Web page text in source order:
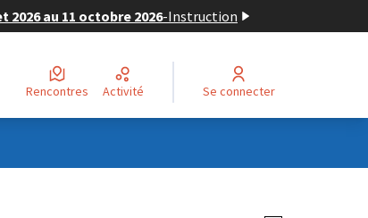
au 11 octobre 2026-Instruction
Rencontres Activité Se connecter